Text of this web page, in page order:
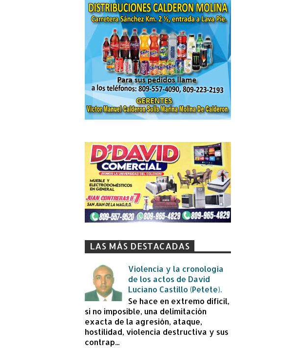
LAS MÁS DESTACADAS
Violencia y la cronología
de los actos de David
Luciano Castillo (Petete).
Se hace en extremo difícil,
si no imposible, una delimitación
exacta de la agresión, ataque,
hostilidad, violencia destructiva y sus
contrap...